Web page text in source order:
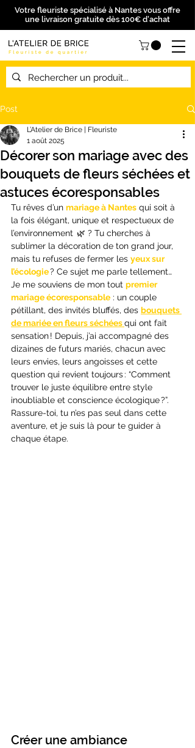
Votre fleuriste spécialisé à Nantes vous offre
une livraison gratuite dès 100€ d'achat
Post
Décorer son mariage avec des
bouquets de fleurs séchées et
astuces écoresponsables
L’Atelier de Brice | Fleuriste
1 août 2025
Tu rêves d’un mariage à Nantes qui soit à
la fois élégant, unique et respectueux de
l’environnement 🌿 ? Tu cherches à
sublimer la décoration de ton grand jour,
mais tu refuses de fermer les yeux sur
l’écologie? Ce sujet me parle tellement…
Je me souviens de mon tout premier
mariage écoresponsable : un couple
pétillant, des invités bluffés, des bouquets
de mariée en fleurs séchées qui ont fait
sensation ! Depuis, j’ai accompagné des
dizaines de futurs mariés, chacun avec
leurs envies, leurs angoisses et cette
question qui revient toujours : “Comment
trouver le juste équilibre entre style
inoubliable et conscience écologique ?”.
Rassure-toi, tu n’es pas seul dans cette
aventure, et je suis là pour te guider à
chaque étape.
Créer une ambiance